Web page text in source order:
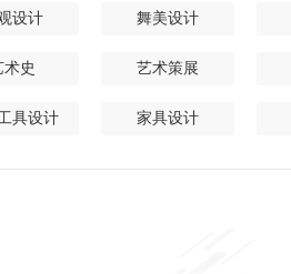
设计 舞美设计
术史 艺术策展
具设计 家具设计